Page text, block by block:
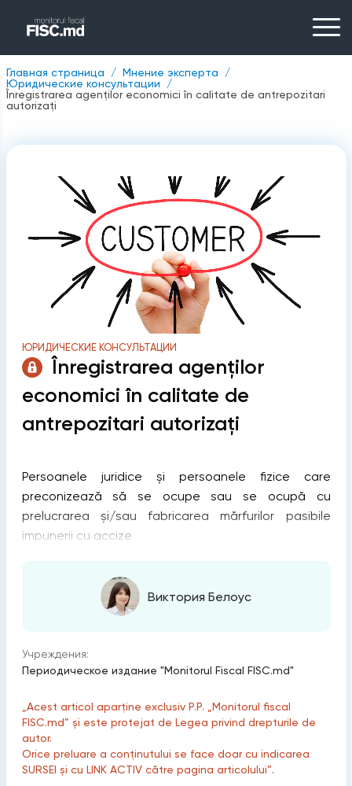
Главная страница
Мнение эксперта
Юридические консультации
Înregistrarea agenților economici în calitate de antrepozitari
autorizați
ЮРИДИЧЕСКИЕ КОНСУЛЬТАЦИИ
Înregistrarea agenților
economici în calitate de
antrepozitari autorizați
Persoanele juridice și persoanele fizice care
preconizează să se ocupe sau se ocupă cu
prelucrarea și/sau fabricarea mărfurilor pasibile
impunerii cu accize
Виктория Белоус
Учреждения:
Периодическое издание "Monitorul Fiscal FISC.md"
„Acest articol aparține exclusiv P.P. „Monitorul fiscal
FISC.md” și este protejat de Legea privind drepturile de
autor.
Orice preluare a conținutului se face doar cu indicarea
SURSEI și cu LINK ACTIV către pagina articolului”.